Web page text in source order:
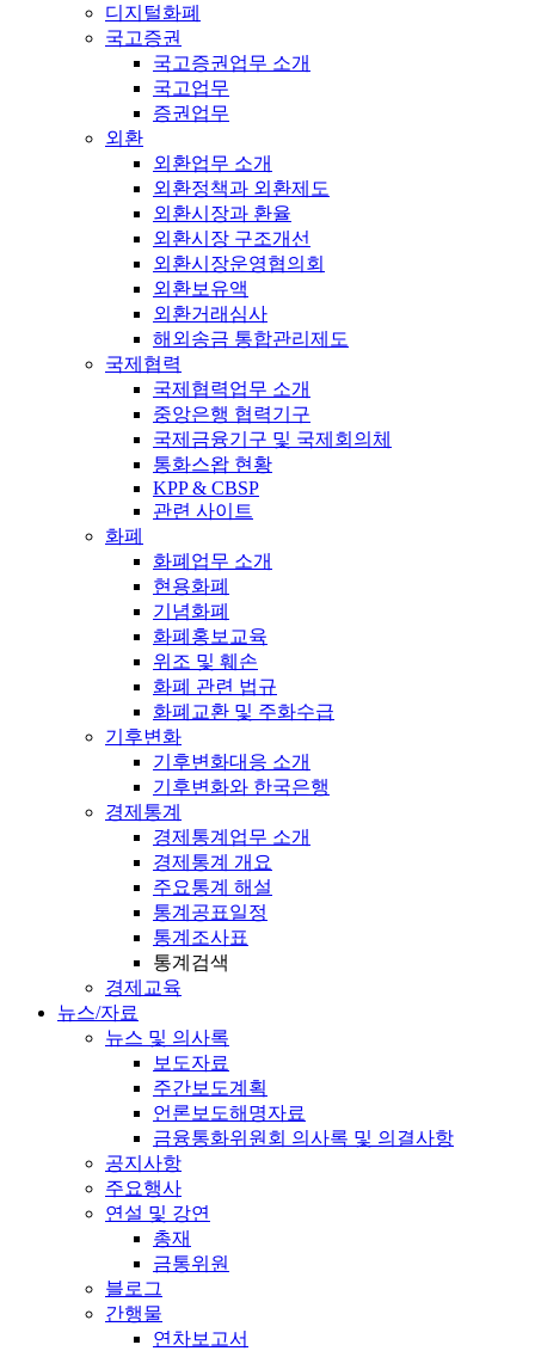
디지털화폐
국고증권
국고증권업무 소개
국고업무
증권업무
외환
외환업무 소개
외환정책과 외환제도
외환시장과 환율
외환시장 구조개선
외환시장운영협의회
외환보유액
외환거래심사
해외송금 통합관리제도
국제협력
국제협력업무 소개
중앙은행 협력기구
국제금융기구 및 국제회의체
통화스왑 현황
KPP & CBSP
관련 사이트
화폐
화폐업무 소개
현용화폐
기념화폐
화폐홍보교육
위조 및 훼손
화폐 관련 법규
화폐교환 및 주화수급
기후변화
기후변화대응 소개
기후변화와 한국은행
경제통계
경제통계업무 소개
경제통계 개요
주요통계 해설
통계공표일정
통계조사표
통계검색
경제교육
뉴스/자료
뉴스 및 의사록
보도자료
주간보도계획
언론보도해명자료
금융통화위원회 의사록 및 의결사항
공지사항
주요행사
연설 및 강연
총재
금통위원
블로그
간행물
연차보고서